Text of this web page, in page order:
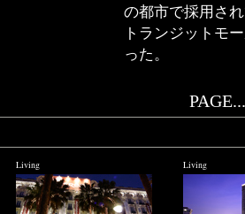
の都市で採用さ
トランジットモ
った。
PAGE...
Living Living